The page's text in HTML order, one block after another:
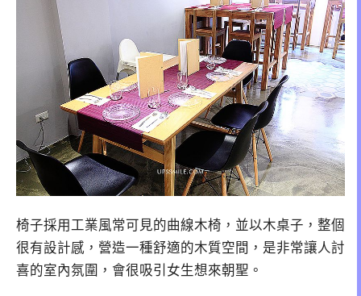
椅子採用工業風常可見的曲線木椅，並以木桌子，整個
很有設計感，營造一種舒適的木質空間，是非常讓人討
喜的室內氛圍，會很吸引女生想來朝聖。